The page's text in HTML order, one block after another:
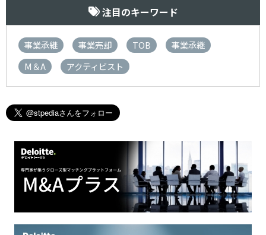
注目のキーワード
事業承継 事業売却 TOB
事業承継
M＆A
アクティビスト